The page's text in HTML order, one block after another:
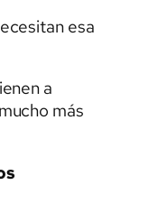
esa
a
más